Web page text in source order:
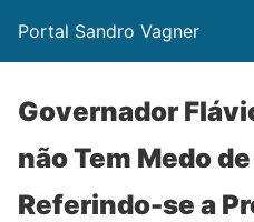
Portal Sandro Vagner
Governador
não Tem Medo
Referindo-se a